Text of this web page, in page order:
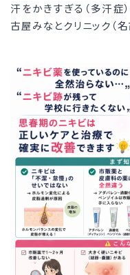
汗をかきすぎる（多汗
古屋みなとクリニック（